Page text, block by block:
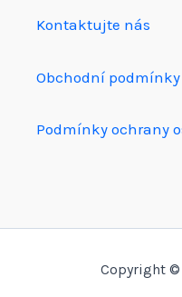
Kontaktujte nás
Obchodní podmínky
Podmínky ochrany
Copyright ©